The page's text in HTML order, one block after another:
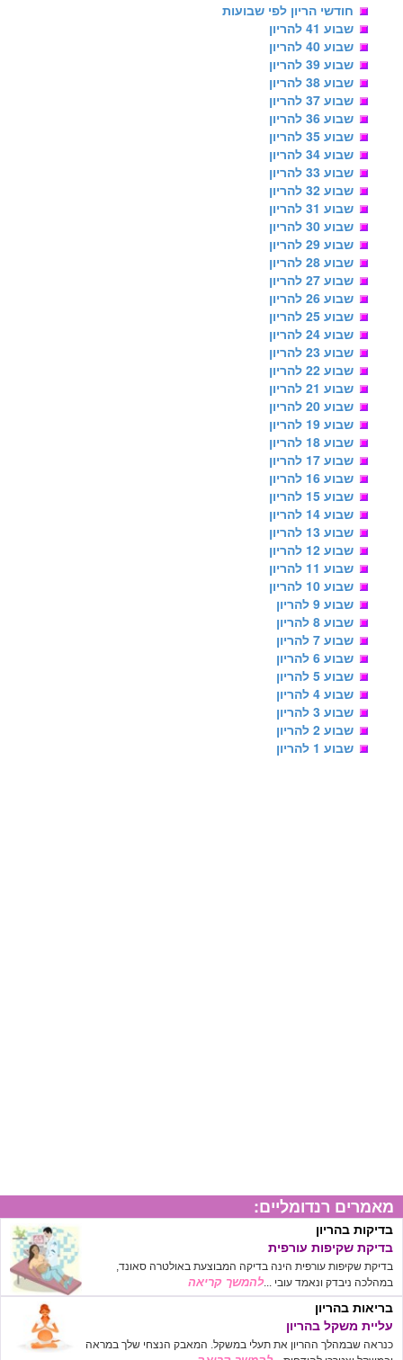
חודשי הריון לפי שבועות
שבוע 41 להריון
שבוע 40 להריון
שבוע 39 להריון
שבוע 38 להריון
שבוע 37 להריון
שבוע 36 להריון
שבוע 35 להריון
שבוע 34 להריון
שבוע 33 להריון
שבוע 32 להריון
שבוע 31 להריון
שבוע 30 להריון
שבוע 29 להריון
שבוע 28 להריון
שבוע 27 להריון
שבוע 26 להריון
שבוע 25 להריון
שבוע 24 להריון
שבוע 23 להריון
שבוע 22 להריון
שבוע 21 להריון
שבוע 20 להריון
שבוע 19 להריון
שבוע 18 להריון
שבוע 17 להריון
שבוע 16 להריון
שבוע 15 להריון
שבוע 14 להריון
שבוע 13 להריון
שבוע 12 להריון
שבוע 11 להריון
שבוע 10 להריון
שבוע 9 להריון
שבוע 8 להריון
שבוע 7 להריון
שבוע 6 להריון
שבוע 5 להריון
שבוע 4 להריון
שבוע 3 להריון
שבוע 2 להריון
שבוע 1 להריון
מאמרים רנדומליים:
בדיקות בהריון
בדיקת שקיפות עורפית
בדיקת שקיפות עורפית הינה בדיקה המבוצעת באולטרה סאונד,
במהלכה ניבדק ונאמד עובי ...להמשך קריאה
בריאות בהריון
עליית משקל בהריון
כנראה שבמהלך ההריון את תעלי במשקל. המאבק הנצחי שלך במראה